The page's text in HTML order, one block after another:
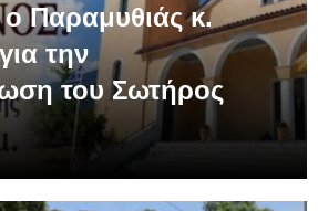
ο Παραμυθιάς κ.
την
του Σωτήρος